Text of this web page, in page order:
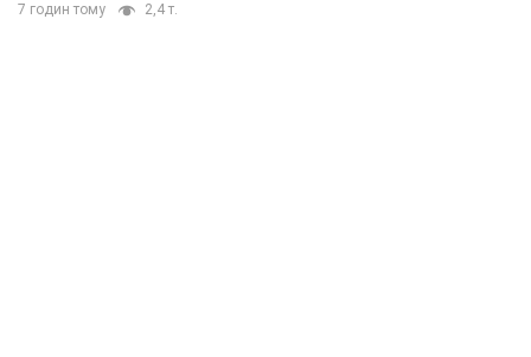
7 годин тому 2,4 т.